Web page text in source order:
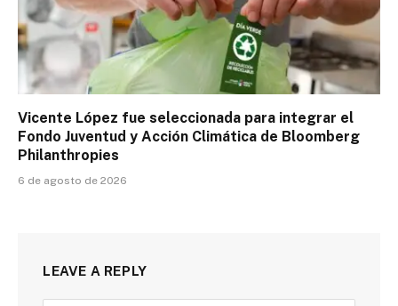
Vicente López fue seleccionada para integrar el
Fondo Juventud y Acción Climática de Bloomberg
Philanthropies
6 de agosto de 2026
LEAVE A REPLY